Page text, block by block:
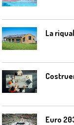
La
Euro